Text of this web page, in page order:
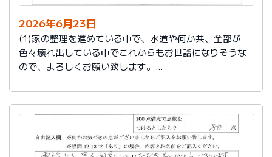
2026年6月23日
(1)家の整理を進めている中で、水道や何か共、全部が
色々壊れ出している中でこれからもお世話になりそうな
ので、よろしくお願い致します。
集長さんにもよろしく…